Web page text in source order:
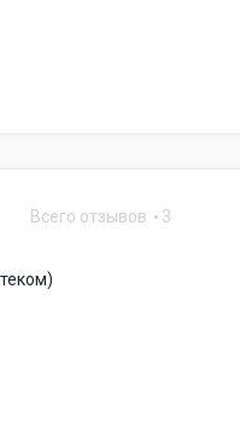
Всего отзывов 3